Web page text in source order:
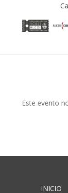
Este evento
INICIO